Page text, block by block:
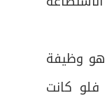
هو وظيفة
فلو كانت